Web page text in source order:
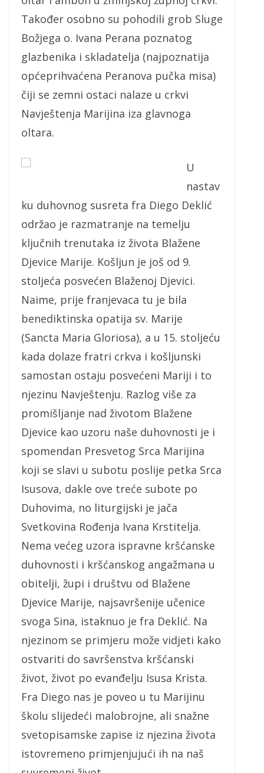
Također osobno su pohodili grob Sluge
Božjega o. Ivana Perana poznatog
glazbenika i skladatelja (najpoznatija
općeprihvaćena Peranova pučka misa)
čiji se zemni ostaci nalaze u crkvi
Navještenja Marijina iza glavnoga
oltara.
U
nastav
ku duhovnog susreta fra Diego Deklić
održao je razmatranje na temelju
ključnih trenutaka iz života Blažene
Djevice Marije. Košljun je još od 9.
stoljeća posvećen Blaženoj Djevici.
Naime, prije franjevaca tu je bila
benediktinska opatija sv. Marije
(Sancta Maria Gloriosa), a u 15. stoljeću
kada dolaze fratri crkva i košljunski
samostan ostaju posvećeni Mariji i to
njezinu Navještenju. Razlog više za
promišljanje nad životom Blažene
Djevice kao uzoru naše duhovnosti je i
spomendan Presvetog Srca Marijina
koji se slavi u subotu poslije petka Srca
Isusova, dakle ove treće subote po
Duhovima, no liturgijski je jača
Svetkovina Rođenja Ivana Krstitelja.
Nema većeg uzora ispravne kršćanske
duhovnosti i kršćanskog angažmana u
obitelji, župi i društvu od Blažene
Djevice Marije, najsavršenije učenice
svoga Sina, istaknuo je fra Deklić. Na
njezinom se primjeru može vidjeti kako
ostvariti do savršenstva kršćanski
život, život po evanđelju Isusa Krista.
Fra Diego nas je poveo u tu Marijinu
školu slijedeći malobrojne, ali snažne
svetopisamske zapise iz njezina života
istovremeno primjenjujući ih na naš